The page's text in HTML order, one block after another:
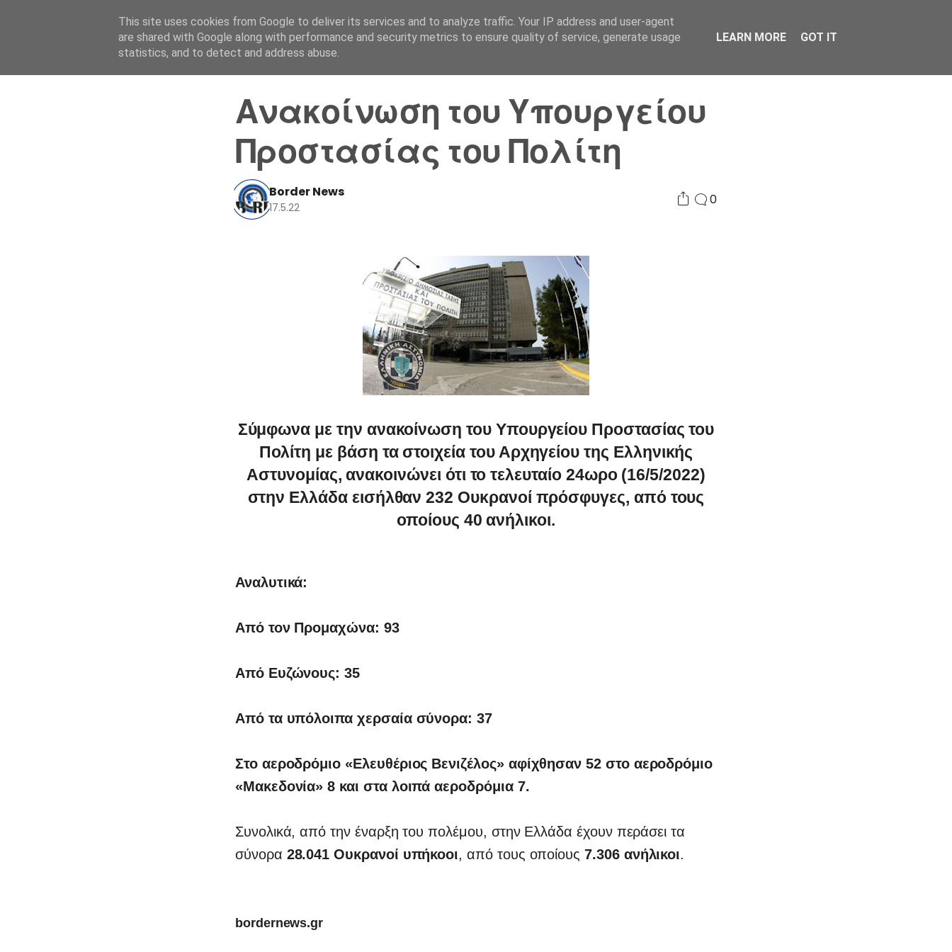
Αρχική Σελίδα Ελλάδα Συνδικαλισμός Σ.Α. Επικοινωνία Κόσμος
Ανακοίνωση του Υπουργείου
Προστασίας του Πολίτη
Border News
17.5.22
0
Σύμφωνα με την ανακοίνωση του Υπουργείου Προστασίας του
Πολίτη με βάση τα στοιχεία του Αρχηγείου της Ελληνικής
Αστυνομίας, ανακοινώνει ότι το τελευταίο 24ωρο (16/5/2022)
στην Ελλάδα εισήλθαν 232 Ουκρανοί πρόσφυγες, από τους
οποίους 40 ανήλικοι.
Αναλυτικά:
Από τον Προμαχώνα: 93
Από Ευζώνους: 35
Από τα υπόλοιπα χερσαία σύνορα: 37
Στο αεροδρόμιο «Ελευθέριος Βενιζέλος» αφίχθησαν 52 στο αεροδρόμιο
«Μακεδονία» 8 και στα λοιπά αεροδρόμια 7.
Συνολικά, από την έναρξη του πολέμου, στην Ελλάδα έχουν περάσει τα
σύνορα 28.041 Ουκρανοί υπήκοοι, από τους οποίους7.306 ανήλικοι.
bordernews.gr
This site uses cookies from Google to deliver its services and to analyze traffic. Your IP address and user-agent
are shared with Google along with performance and security metrics to ensure quality of service, generate usage
statistics, and to detect and address abuse.
LEARN MORE GOT IT